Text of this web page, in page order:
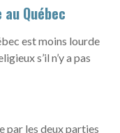
Québec
est moins lourde
s’il n’y a pas
par les deux parties